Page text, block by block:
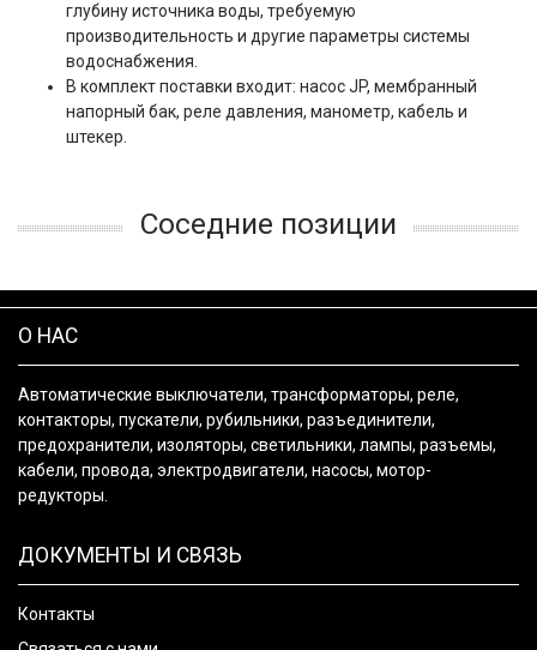
глубину источника воды, требуемую
производительность и другие параметры системы
водоснабжения.
В комплект поставки входит: насос JP, мембранный
напорный бак, реле давления, манометр, кабель и
штекер.
Соседние позиции
О НАС
Автоматические выключатели, трансформаторы, реле,
контакторы, пускатели, рубильники, разъединители,
предохранители, изоляторы, светильники, лампы, разъемы,
кабели, провода, электродвигатели, насосы, мотор-
редукторы.
ДОКУМЕНТЫ И СВЯЗЬ
Контакты